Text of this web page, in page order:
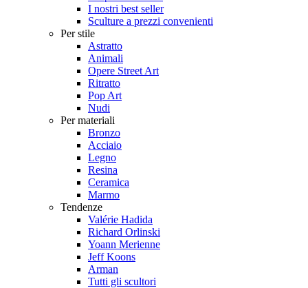
I nostri best seller
Sculture a prezzi convenienti
Per stile
Astratto
Animali
Opere Street Art
Ritratto
Pop Art
Nudi
Per materiali
Bronzo
Acciaio
Legno
Resina
Ceramica
Marmo
Tendenze
Valérie Hadida
Richard Orlinski
Yoann Merienne
Jeff Koons
Arman
Tutti gli scultori